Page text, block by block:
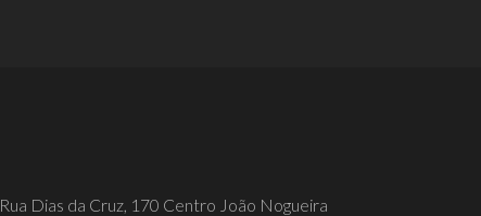
Rua Dias da Cruz, 170 Centro João Nogueira